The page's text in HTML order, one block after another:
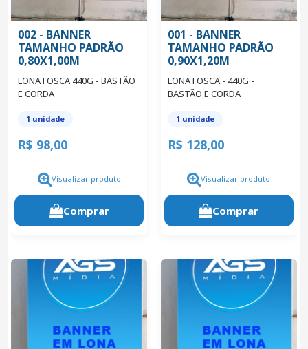
002 - BANNER
TAMANHO PADRÃO
0,80X1,00M
LONA FOSCA 440G - BASTÃO
E CORDA
1 unidade
R$ 98,00
Visualizar produto
Comprar
001 - BANNER
TAMANHO PADRÃO
0,90X1,20M
LONA FOSCA - 440G -
BASTÃO E CORDA
1 unidade
R$ 128,00
Visualizar produto
Comprar